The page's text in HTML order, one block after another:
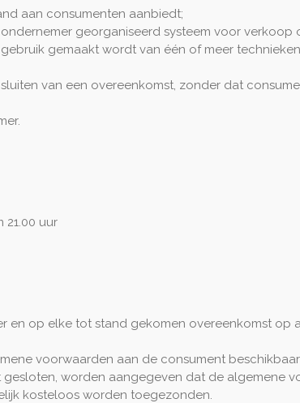
aan consumenten aanbiedt;
georganiseerd systeem voor verkoop
gemaakt wordt van één of meer
van een overeenkomst, zonder dat
uur
en op elke tot stand gekomen overeenkomst op
voorwaarden aan de consument beschikbaar
worden aangegeven dat de algemene
kosteloos worden toegezonden.